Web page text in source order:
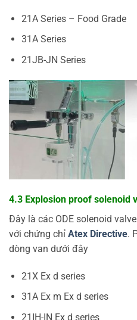
21A Series – Food Grade
31A Series
21JB-JN Series
4.3 Explosion proof solenoid
Đây là các ODE solenoid
với chứng chỉ Atex Directive.
dòng van dưới đây
21X Ex d series
31A Ex m Ex d series
21IH-IN Ex d series